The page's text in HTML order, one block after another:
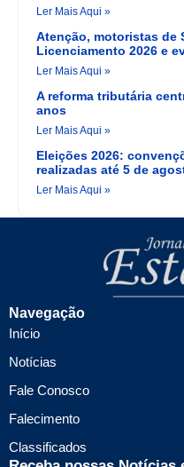
Ler Mais Aqui »
Atenção, motoristas de
Licenciamento 2026 e
Ler Mais Aqui »
A reforma tributária
anos
Ler Mais Aqui »
Eleições 2026:
realizadas até 5 de
Ler Mais Aqui »
Navegação
Início
Notícias
Fale Conosco
Falecimento
Classificados